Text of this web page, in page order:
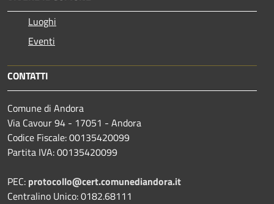
Luoghi
Eventi
CONTATTI
Comune di Andora
Via Cavour 94 - 17051 - Andora
Codice Fiscale: 00135420099
Partita IVA: 00135420099
PEC: protocollo@cert.comunediandora.it
Centralino Unico: 0182.68111